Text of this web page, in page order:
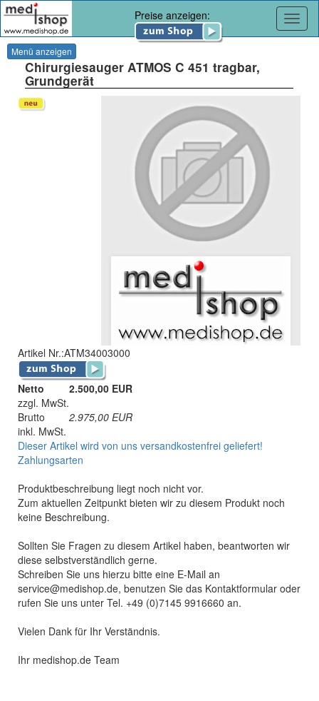
Preise anzeigen:
Menü anzeigen
Chirurgiesauger ATMOS C 451 tragbar,
Grundgerät
Artikel Nr.:ATM34003000
Netto
2.500,00 EUR
zzgl. MwSt.
Brutto
2.975,00 EUR
inkl. MwSt.
Dieser Artikel wird von uns versandkostenfrei geliefert!
Zahlungsarten
Produktbeschreibung liegt noch nicht vor.
Zum aktuellen Zeitpunkt bieten wir zu diesem Produkt noch
keine Beschreibung.
Sollten Sie Fragen zu diesem Artikel haben, beantworten wir
diese selbstverständlich gerne.
Schreiben Sie uns hierzu bitte eine E-Mail an
service@medishop.de, benutzen Sie das Kontaktformular oder
rufen Sie uns unter Tel. +49 (0)7145 9916660 an.
Vielen Dank für Ihr Verständnis.
Ihr medishop.de Team